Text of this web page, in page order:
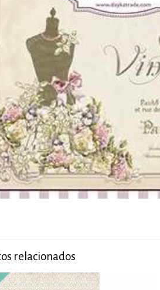
relacionados